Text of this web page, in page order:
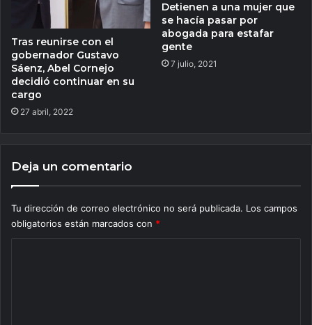
Tras reunirse con el
gobernador Gustavo
Sáenz, Abel Cornejo
decidió continuar en su
cargo
27 abril, 2022
Detienen a una mujer que
se hacía pasar por
abogada para estafar
gente
7 julio, 2021
Deja un comentario
Tu dirección de correo electrónico no será publicada. Los campos
obligatorios están marcados con *